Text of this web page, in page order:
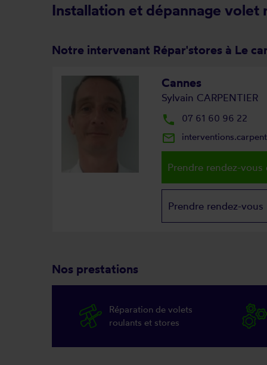
Installation et dépannage volet
Notre intervenant Répar'stores à Le
Cannes
Sylvain CARPENTIER
local_phone 07 61 60 96 22
mail_outline
Prendre rendez-vous
Prendre rendez-vous
Nos prestations
Réparation de volets
roulants et stores